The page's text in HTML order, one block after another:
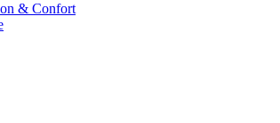
& Confort